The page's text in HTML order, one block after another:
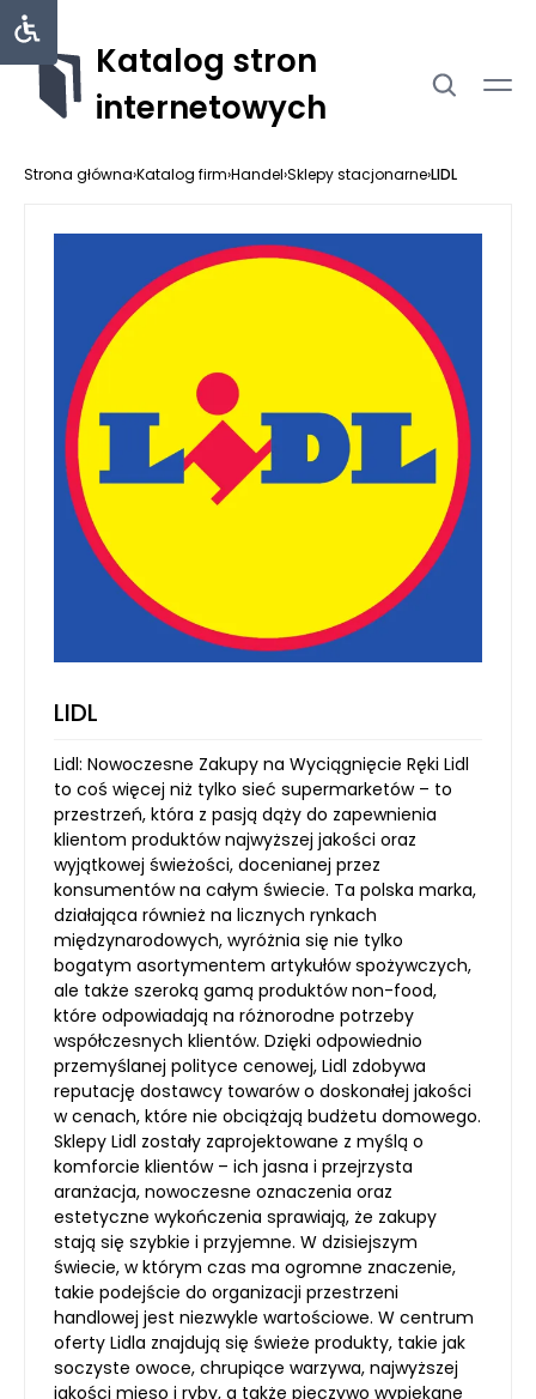
Katalog stron
internetowych
Strona główna›Katalog firm›Handel›Sklepy stacjonarne›LIDL
LIDL
Lidl: Nowoczesne Zakupy na Wyciągnięcie Ręki Lidl
to coś więcej niż tylko sieć supermarketów – to
przestrzeń, która z pasją dąży do zapewnienia
klientom produktów najwyższej jakości oraz
wyjątkowej świeżości, docenianej przez
konsumentów na całym świecie. Ta polska marka,
działająca również na licznych rynkach
międzynarodowych, wyróżnia się nie tylko
bogatym asortymentem artykułów spożywczych,
ale także szeroką gamą produktów non-food,
które odpowiadają na różnorodne potrzeby
współczesnych klientów. Dzięki odpowiednio
przemyślanej polityce cenowej, Lidl zdobywa
reputację dostawcy towarów o doskonałej jakości
w cenach, które nie obciążają budżetu domowego.
Sklepy Lidl zostały zaprojektowane z myślą o
komforcie klientów – ich jasna i przejrzysta
aranżacja, nowoczesne oznaczenia oraz
estetyczne wykończenia sprawiają, że zakupy
stają się szybkie i przyjemne. W dzisiejszym
świecie, w którym czas ma ogromne znaczenie,
takie podejście do organizacji przestrzeni
handlowej jest niezwykle wartościowe. W centrum
oferty Lidla znajdują się świeże produkty, takie jak
soczyste owoce, chrupiące warzywa, najwyższej
jakości mięso i ryby, a także pieczywo wypiekane